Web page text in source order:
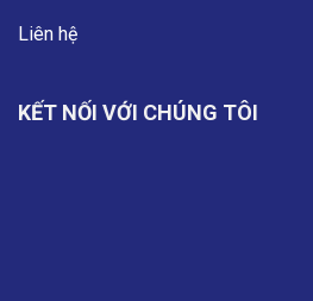
Liên hệ
KẾT NỐI VỚI CHÚNG TÔI